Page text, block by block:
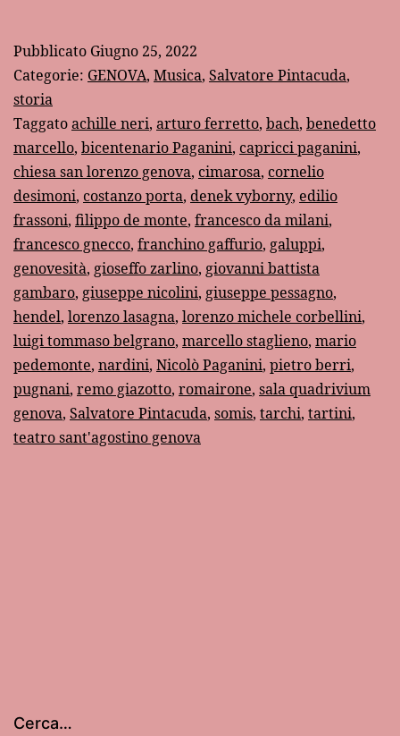
musicale
a
nel
tempo
di
Paganini”
di
Salvatore
Pintacuda
Pubblicato Giugno 25, 2022
Categorie: GENOVA, Musica, Salvatore Pintacuda,
storia
Taggatoachille neri, arturo ferretto, bach, benedetto
marcello, bicentenario Paganini, capricci paganini,
chiesa san lorenzo genova, cimarosa, cornelio
desimoni, costanzo porta, denek vyborny, edilio
frassoni, filippo de monte, francesco da milani,
francesco gnecco, franchino gaffurio, galuppi,
genovesità, gioseffo zarlino, giovanni battista
gambaro, giuseppe nicolini, giuseppe pessagno,
hendel, lorenzo lasagna, lorenzo michele corbellini,
luigi tommaso belgrano, marcello staglieno, mario
pedemonte, nardini, Nicolò Paganini, pietro berri,
pugnani, remo giazotto, romairone, sala quadrivium
genova, Salvatore Pintacuda, somis, tarchi, tartini,
teatro sant'agostino genova
Cerca…